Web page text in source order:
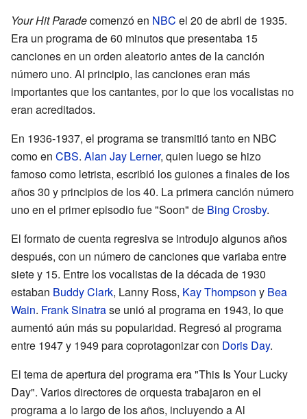
Your Hit Paradecomenzó en NBC el 20 de abril de 1935.
Era un programa de 60 minutos que presentaba 15
canciones en un orden aleatorio antes de la canción
número uno. Al principio, las canciones eran más
importantes que los cantantes, por lo que los vocalistas no
eran acreditados.
En 1936-1937, el programa se transmitió tanto en NBC
como en CBS. Alan Jay Lerner, quien luego se hizo
famoso como letrista, escribió los guiones a finales de los
años 30 y principios de los 40. La primera canción número
uno en el primer episodio fue "Soon" de Bing Crosby.
El formato de cuenta regresiva se introdujo algunos años
después, con un número de canciones que variaba entre
siete y 15. Entre los vocalistas de la década de 1930
estaban Buddy Clark, Lanny Ross, Kay Thompson y Bea
Wain. Frank Sinatrase unió al programa en 1943, lo que
aumentó aún más su popularidad. Regresó al programa
entre 1947 y 1949 para coprotagonizar con Doris Day.
El tema de apertura del programa era "This Is Your Lucky
Day". Varios directores de orquesta trabajaron en el
programa a lo largo de los años, incluyendo a Al